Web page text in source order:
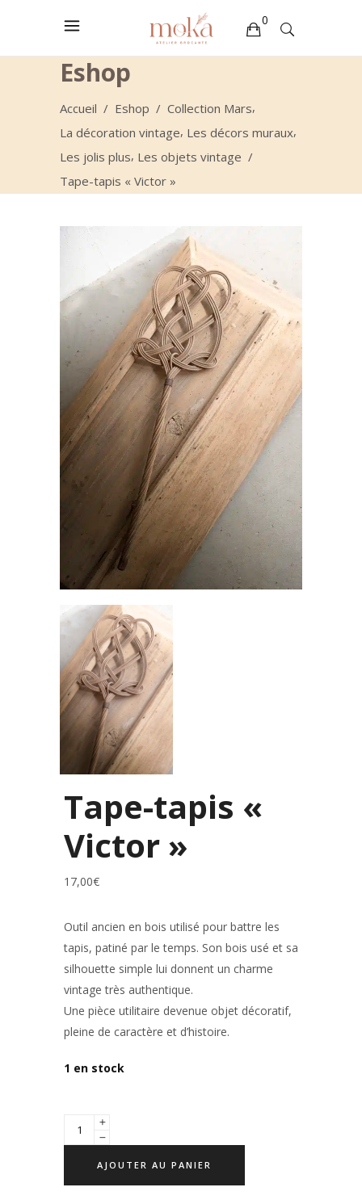
0
Votre sélection est vide
Eshop
Accueil / Eshop / Collection Mars,
La décoration vintage, Les décors muraux,
Les jolis plus, Les objets vintage /
Tape-tapis « Victor »
Tape-tapis «
Victor »
17,00€
Outil ancien en bois utilisé pour battre les
tapis, patiné par le temps. Son bois usé et sa
silhouette simple lui donnent un charme
vintage très authentique.
Une pièce utilitaire devenue objet décoratif,
pleine de caractère et d’histoire.
1 en stock
AJOUTER AU PANIER